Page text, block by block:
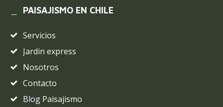
PAISAJISMO EN CHILE
Servicios
Jardin express
Nosotros
Contacto
Blog Paisajismo